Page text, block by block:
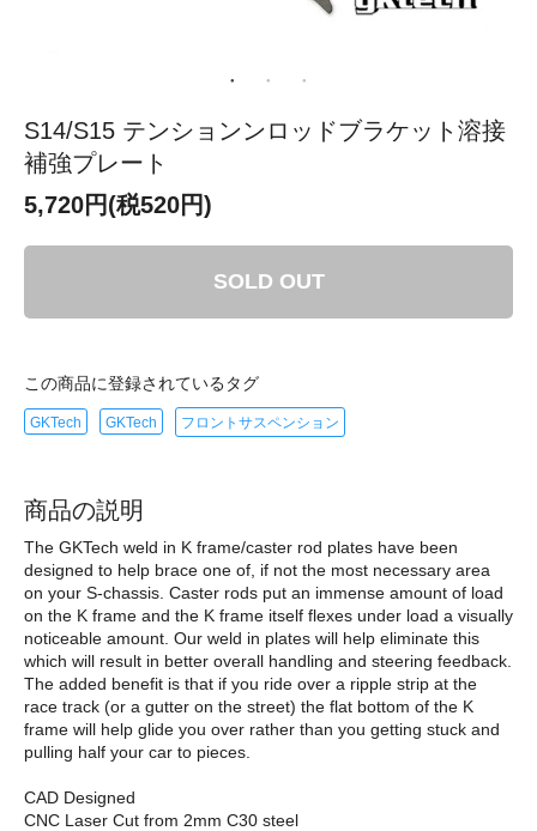
S14/S15 テンションンロッドブラケット溶接
補強プレート
5,720円(税520円)
SOLD OUT
この商品に登録されているタグ
GKTech GKTech フロントサスペンション
商品の説明
The GKTech weld in K frame/caster rod plates have been
designed to help brace one of, if not the most necessary area
on your S-chassis. Caster rods put an immense amount of load
on the K frame and the K frame itself flexes under load a visually
noticeable amount. Our weld in plates will help eliminate this
which will result in better overall handling and steering feedback.
The added benefit is that if you ride over a ripple strip at the
race track (or a gutter on the street) the flat bottom of the K
frame will help glide you over rather than you getting stuck and
pulling half your car to pieces.
CAD Designed
CNC Laser Cut from 2mm C30 steel